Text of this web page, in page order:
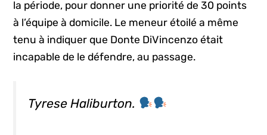
la période, pour donner une priorité de 30 points
à l’équipe à domicile. Le meneur étoilé a même
tenu à indiquer que Donte DiVincenzo était
incapable de le défendre, au passage.
Tyrese Haliburton.